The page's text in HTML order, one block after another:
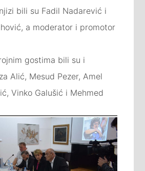
bili su Fadil Nadarević i
a moderator i promotor
gostima bili su i
Alić, Mesud Pezer, Amel
Vinko Galušić i Mehmed